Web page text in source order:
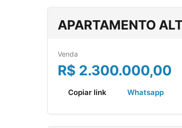
APARTAMENTO
Venda
R$ 2.300.000,00
Copiar link Whatsapp